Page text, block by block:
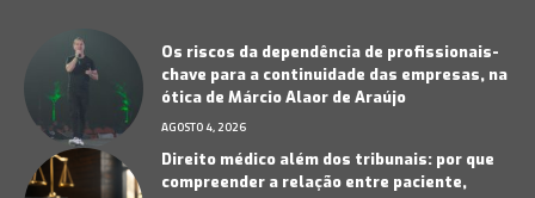
Os riscos da dependência de profissionais-
chave para a continuidade das empresas, na
ótica de Márcio Alaor de Araújo
AGOSTO 4, 2026
Direito médico além dos tribunais: por que
compreender a relação entre paciente,